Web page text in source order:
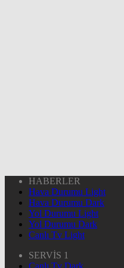
HABERLER
Hava Durumu Light
Hava Durumu Dark
Yol Durumu Light
Yol Durumu Dark
Canlı Tv Light
SERVİS 1
Canlı Tv Dark